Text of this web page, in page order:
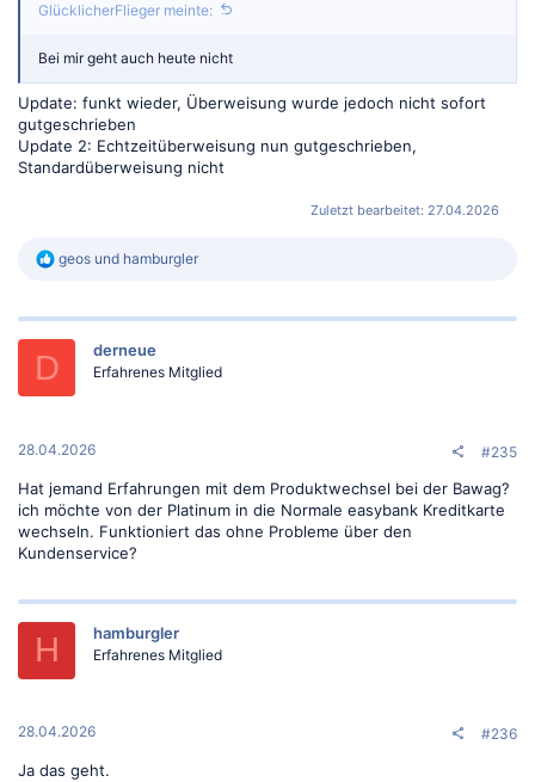
GlücklicherFlieger meinte:
Bei mir geht auch heute nicht
Update: funkt wieder, Überweisung wurde jedoch nicht sofort
gutgeschrieben
Update 2: Echtzeitüberweisung nun gutgeschrieben,
Standardüberweisung nicht
Zuletzt bearbeitet: 27.04.2026
R
k
o
:
geos und hamburgler
D derneue
Erfahrenes Mitglied
28.04.2026 #235
Hat jemand Erfahrungen mit dem Produktwechsel bei der Bawag?
ich möchte von der Platinum in die Normale easybank Kreditkarte
wechseln. Funktioniert das ohne Probleme über den
Kundenservice?
H hamburgler
Erfahrenes Mitglied
28.04.2026 #236
Ja das geht.